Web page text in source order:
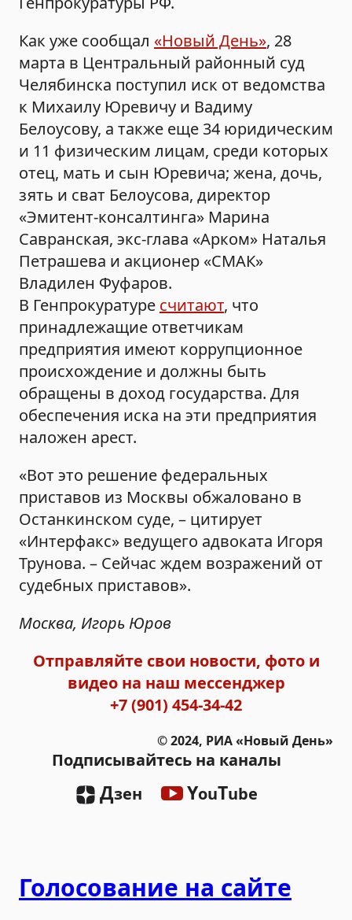
Как уже сообщал «Новый День», 28
марта в Центральный районный суд
Челябинска поступил иск от ведомства
к Михаилу Юревичу и Вадиму
Белоусову, а также еще 34 юридическим
и 11 физическим лицам, среди которых
отец, мать и сын Юревича; жена, дочь,
зять и сват Белоусова, директор
«Эмитент-консалтинга» Марина
Савранская, экс-глава «Арком» Наталья
Петрашева и акционер «СМАК»
Владилен Фуфаров.
В Генпрокуратуре считают, что
принадлежащие ответчикам
предприятия имеют коррупционное
происхождение и должны быть
обращены в доход государства. Для
обеспечения иска на эти предприятия
наложен арест.
«Вот это решение федеральных
приставов из Москвы обжаловано в
Останкинском суде, – цитирует
«Интерфакс» ведущего адвоката Игоря
Трунова. – Сейчас ждем возражений от
судебных приставов».
Москва, Игорь Юров
Отправляйте свои новости, фото и
видео на наш мессенджер
+7 (901) 454-34-42
© 2024, РИА «Новый День»
Подписывайтесь на каналы
Дзен YouTube
Голосование на сайте